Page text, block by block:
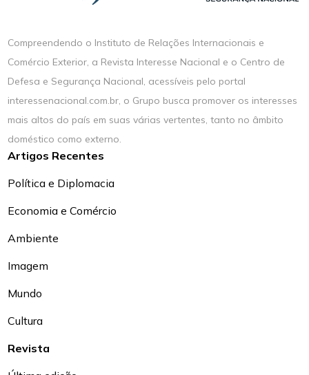
Compreendendo o Instituto de Relações Internacionais e
Comércio Exterior, a Revista Interesse Nacional e o Centro de
Defesa e Segurança Nacional, acessíveis pelo portal
interessenacional.com.br, o Grupo busca promover os interesses
mais altos do país em suas várias vertentes, tanto no âmbito
doméstico como externo.
Artigos Recentes
Política e Diplomacia
Economia e Comércio
Ambiente
Imagem
Mundo
Cultura
Revista